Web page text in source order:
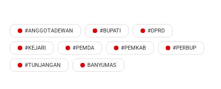
#ANGGOTADEWAN #BUPATI #DPRD
#KEJARI #PEMDA #PEMKAB #PERBUP
#TUNJANGAN BANYUMAS